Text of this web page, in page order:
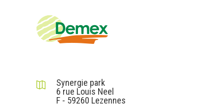
Synergie park
6 rue Louis Neel
F - 59260 Lezennes